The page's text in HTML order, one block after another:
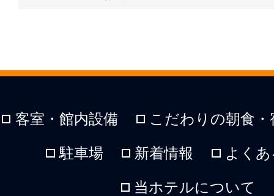
客室・館内設備 こだわりの朝食
駐車場 新着情報 よく
当ホテルについて